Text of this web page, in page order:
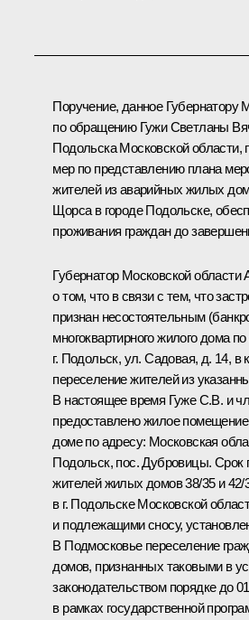
Поручение, данное Губернатору
по обращению Гужи Светланы
Подольска Московской области,
мер по представлению плана
жителей из аварийных жилых
Щорса в городе Подольске,
проживания граждан до
Губернатор Московской
о том, что в связи с тем, что
признан несостоятельным
многоквартирного жилого дома
г. Подольск, ул. Садовая, д. 14, в
переселение жителей из
В настоящее время Гуже С.В. и
предоставлено жилое
доме по адресу: Московская
Подольск, пос. Дубровицы. Срок
жителей жилых домов 38/35 и
в г. Подольске Московской
и подлежащими сносу,
В Подмосковье переселение
домов, признанных таковыми в
законодательством порядке до
в рамках государственной